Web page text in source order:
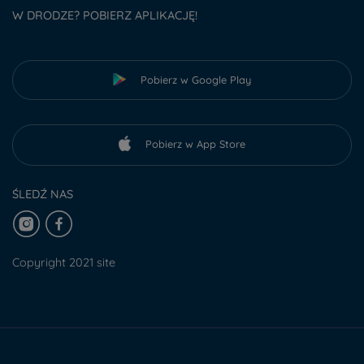
W DRODZE? POBIERZ APLIKACJĘ!
Pobierz w Google Play
Pobierz w App Store
ŚLEDŹ NAS
Copyright 2021 site